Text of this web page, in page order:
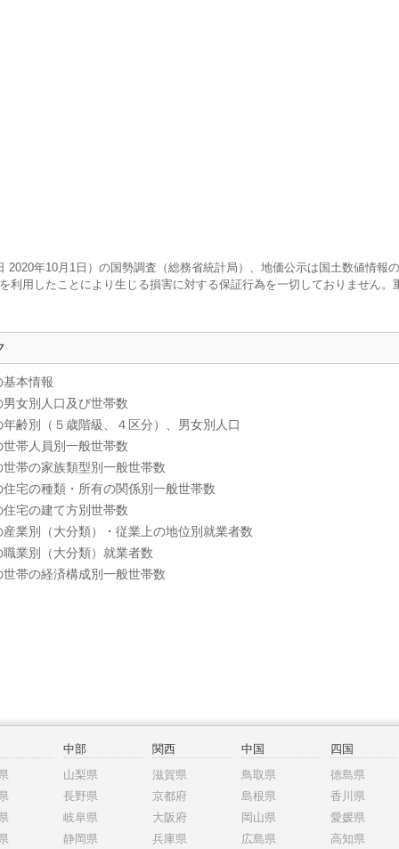
年10月1日）の国勢調査（総務省統計局）、地価公示は国土数値情報
利用したことにより生じる損害に対する保証行為を一切しておりません
本情報
女別人口及び世帯数
齢別（５歳階級、４区分）、男女別人口
帯人員別一般世帯数
帯の家族類型別一般世帯数
宅の種類・所有の関係別一般世帯数
宅の建て方別世帯数
業別（大分類）・従業上の地位別就業者数
業別（大分類）就業者数
帯の経済構成別一般世帯数
中部
山梨県
長野県
岐阜県
静岡県
関西
滋賀県
京都府
大阪府
兵庫県
中国
鳥取県
島根県
岡山県
広島県
四国
徳島県
香川県
愛媛県
高知県